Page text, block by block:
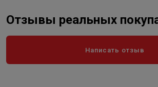
Отзывы реальных
Написать отзыв